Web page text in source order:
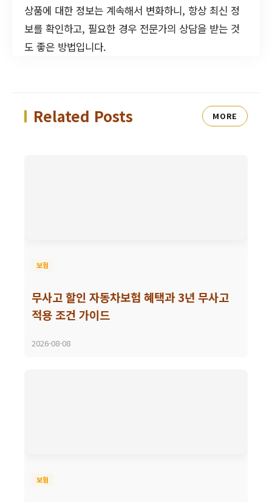
상품에 대한 정보는 계속해서 변화하니, 항상 최신 정
보를 확인하고, 필요한 경우 전문가의 상담을 받는 것
도 좋은 방법입니다.
Related Posts MORE
보험
무사고 할인 자동차보험 혜택과 3년 무사고
적용 조건 가이드
2026-08-08
보험